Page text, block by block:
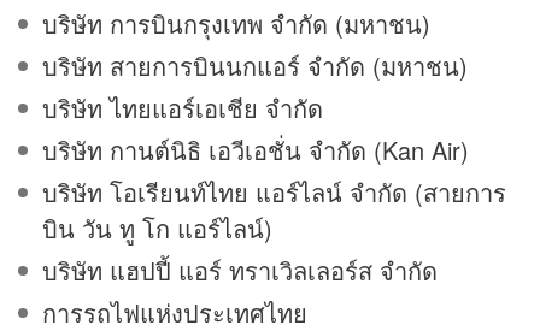
บริษัท การบินกรุงเทพ จำกัด (มหาชน)
บริษัท สายการบินนกแอร์ จำกัด (มหาชน)
บริษัท ไทยแอร์เอเชีย จำกัด
บริษัท กานต์นิธิ เอวีเอชั่น จำกัด (Kan Air)
บริษัท โอเรียนท์ไทย แอร์ไลน์ จำกัด (สายการ
บิน วัน ทู โก แอร์ไลน์)
บริษัท แฮปปี้ แอร์ ทราเวิลเลอร์ส จำกัด
การรถไฟแห่งประเทศไทย